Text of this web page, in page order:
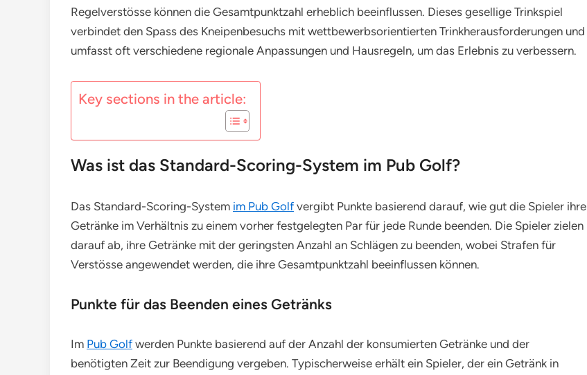
Regelverstösse können die Gesamtpunktzahl erheblich beeinflussen. Dieses gesellige Trinkspiel
verbindet den Spass des Kneipenbesuchs mit wettbewerbsorientierten Trinkherausforderungen und
umfasst oft verschiedene regionale Anpassungen und Hausregeln, um das Erlebnis zu verbessern.
Key sections in the article:
Was ist das Standard-Scoring-System im Pub Golf?
Das Standard-Scoring-System im Pub Golf vergibt Punkte basierend darauf, wie gut die Spieler ihre
Getränke im Verhältnis zu einem vorher festgelegten Par für jede Runde beenden. Die Spieler zielen
darauf ab, ihre Getränke mit der geringsten Anzahl an Schlägen zu beenden, wobei Strafen für
Verstösse angewendet werden, die ihre Gesamtpunktzahl beeinflussen können.
Punkte für das Beenden eines Getränks
Im Pub Golf werden Punkte basierend auf der Anzahl der konsumierten Getränke und der
benötigten Zeit zur Beendigung vergeben. Typischerweise erhält ein Spieler, der ein Getränk in